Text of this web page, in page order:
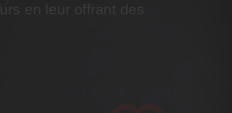
en leur offrant des